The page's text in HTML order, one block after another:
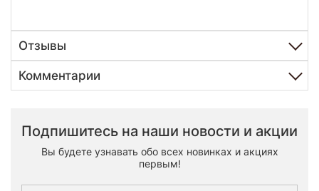
Отзывы
Комментарии
Подпишитесь на наши новости и акции
Вы будете узнавать обо всех новинках и акциях
первым!